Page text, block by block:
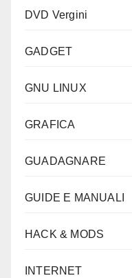
DVD Vergini
GADGET
GNU LINUX
GRAFICA
GUADAGNARE
GUIDE E MANUALI
HACK & MODS
INTERNET